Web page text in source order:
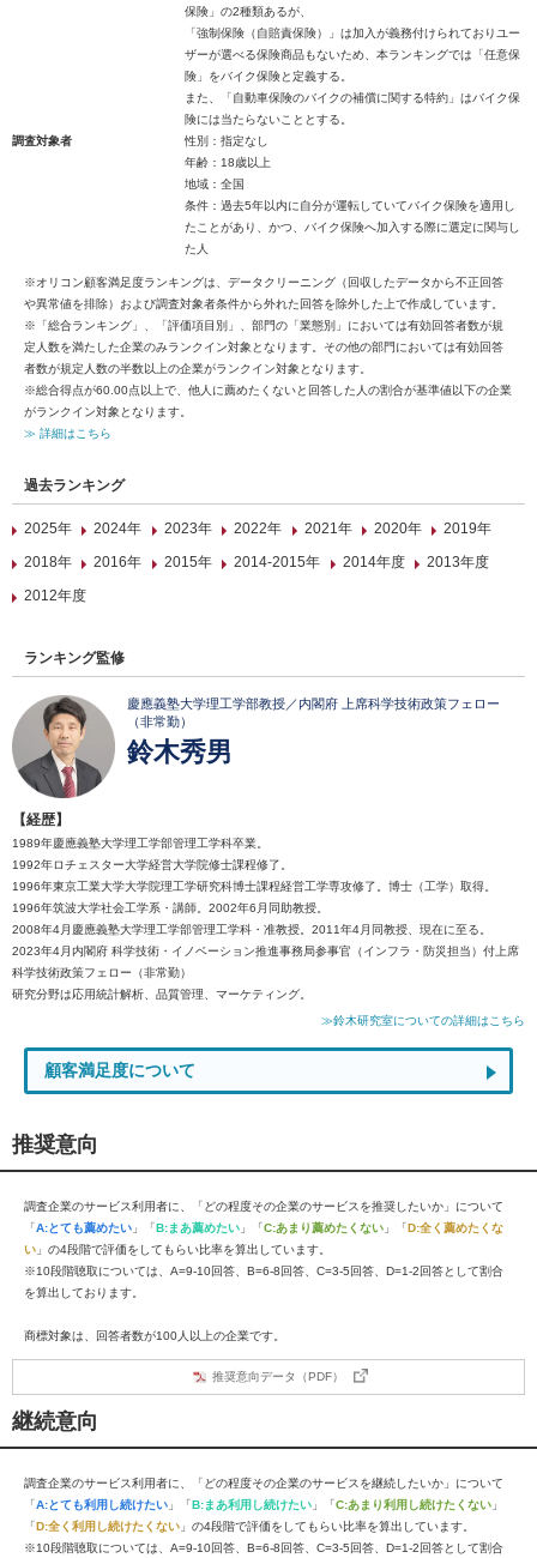
保険」の2種類あるが、
「強制保険（自賠責保険）」は加入が義務付けられておりユー
ザーが選べる保険商品もないため、本ランキングでは「任意保
険」をバイク保険と定義する。
また、「自動車保険のバイクの補償に関する特約」はバイク保
険には当たらないこととする。
調査対象者
性別：指定なし
年齢：18歳以上
地域：全国
条件：過去5年以内に自分が運転していてバイク保険を適用し
たことがあり、かつ、バイク保険へ加入する際に選定に関与し
た人
※オリコン顧客満足度ランキングは、データクリーニング（回収したデータから不正回答
や異常値を排除）および調査対象者条件から外れた回答を除外した上で作成しています。
※「総合ランキング」、「評価項目別」、部門の「業態別」においては有効回答者数が規
定人数を満たした企業のみランクイン対象となります。その他の部門においては有効回答
者数が規定人数の半数以上の企業がランクイン対象となります。
※総合得点が60.00点以上で、他人に薦めたくないと回答した人の割合が基準値以下の企業
がランクイン対象となります。
≫ 詳細はこちら
過去ランキング
2025年 2024年 2023年 2022年 2021年 2020年
2019年
2018年
2016年 2015年 2014-2015年 2014年度
2013年度
2012年度
ランキング監修
慶應義塾大学理工学部教授／内閣府 上席科学技術政策フェロー
（非常勤）
鈴木秀男
【経歴】
1989年慶應義塾大学理工学部管理工学科卒業。
1992年ロチェスター大学経営大学院修士課程修了。
1996年東京工業大学大学院理工学研究科博士課程経営工学専攻修了。博士（工学）取得。
1996年筑波大学社会工学系・講師。2002年6月同助教授。
2008年4月慶應義塾大学理工学部管理工学科・准教授。2011年4月同教授、現在に至る。
2023年4月内閣府 科学技術・イノベーション推進事務局参事官（インフラ・防災担当）付上席
科学技術政策フェロー（非常勤）
研究分野は応用統計解析、品質管理、マーケティング。
≫鈴木研究室についての詳細はこちら
顧客満足度について
推奨意向
調査企業のサービス利用者に、「どの程度その企業のサービスを推奨したいか」について
「A:とても薦めたい 」「B:まあ薦めたい 」「C:あまり薦めたくない 」「D:全く薦めたくな
い 」の4段階で評価をしてもらい比率を算出しています。
※10段階聴取については、A=9-10回答、B=6-8回答、C=3-5回答、D=1-2回答として割合
を算出しております。
商標対象は、回答者数が100人以上の企業です。
推奨意向データ（PDF）
継続意向
調査企業のサービス利用者に、「どの程度その企業のサービスを継続したいか」について
「A:とても利用し続けたい 」「B:まあ利用し続けたい 」「C:あまり利用し続けたくない 」
「D:全く利用し続けたくない 」の4段階で評価をしてもらい比率を算出しています。
※10段階聴取については、A=9-10回答、B=6-8回答、C=3-5回答、D=1-2回答として割合